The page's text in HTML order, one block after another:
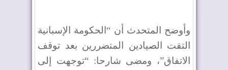
وأوضح المتحدث أن “الحكومة الإسبانية
التقت الصيادين المتضررين بعد توقف
الاتفاق”، ومضى شارحا: “توجهت إلى